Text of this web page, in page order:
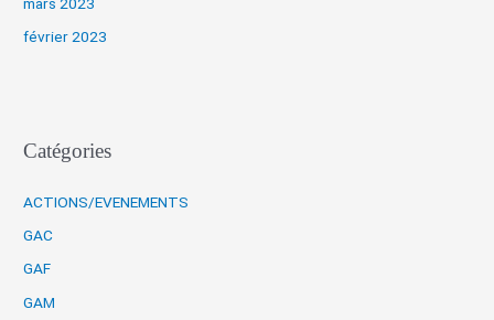
février 2023
Catégories
ACTIONS/EVENEMENTS
GAC
GAF
GAM